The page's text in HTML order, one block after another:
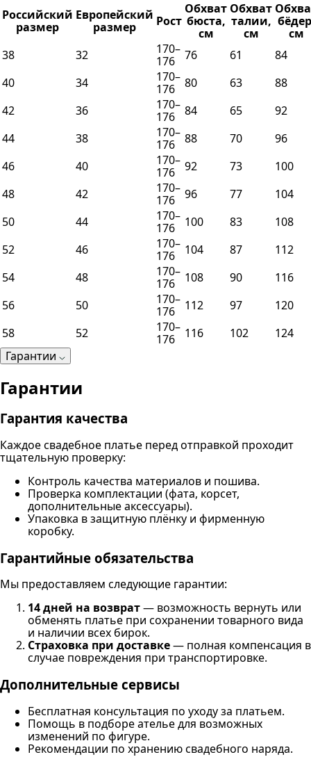
Российский
размер
Европейский
размер
Рост
Обхват
бюста,
см
Обхват
талии,
см
см
38
32
170–
176
76 61
84
40
34
170–
176
80 63
88
42
36
170–
176
84 65
92
44
38
170–
176
88 70
96
46
40
170–
176
92 73
100
48
42
170–
176
96 77
104
50
44
170–
176
100 83
108
52
46
170–
176
104 87
112
54
48
170–
176
108 90
116
56
50
170–
176
112 97
120
58
52
170–
176
116 102
124
Гарантии
Гарантии
Гарантия качества
Каждое свадебное платье перед отправкой проходит
тщательную проверку:
Контроль качества материалов и пошива.
Проверка комплектации (фата, корсет,
дополнительные аксессуары).
Упаковка в защитную плёнку и фирменную
коробку.
Гарантийные обязательства
Мы предоставляем следующие гарантии:
14 дней на возврат— возможность вернуть или
обменять платье при сохранении товарного вида
и наличии всех бирок.
Страховка при доставке— полная компенсация в
случае повреждения при транспортировке.
Дополнительные сервисы
Бесплатная консультация по уходу за платьем.
Помощь в подборе ателье для возможных
изменений по фигуре.
Рекомендации по хранению свадебного наряда.